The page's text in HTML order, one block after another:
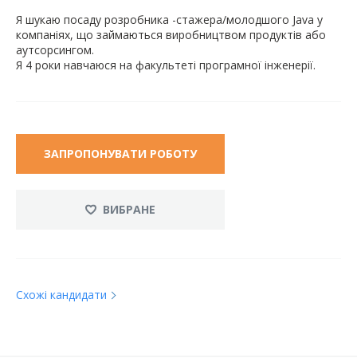
Я шукаю посаду розробника -стажера/молодшого Java у
компаніях, що займаються виробництвом продуктів або
аутсорсингом.
Я 4 роки навчаюся на факультеті програмної інженерії.
ЗАПРОПОНУВАТИ РОБОТУ
ВИБРАНЕ
Схожі кандидати